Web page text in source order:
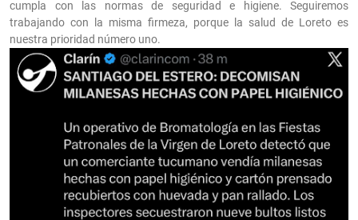
cumpla con las normas de seguridad e higiene. Seguiremos
trabajando con la misma firmeza, porque la salud de Loreto es
nuestra prioridad número uno.